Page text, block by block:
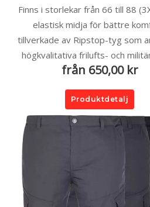
Finns i storlekar från 66 till 88
elastisk midja för bättre
tillverkade av Ripstop-tyg som
högkvalitativa frilufts- och
från 650,00 kr
Produktdetalj